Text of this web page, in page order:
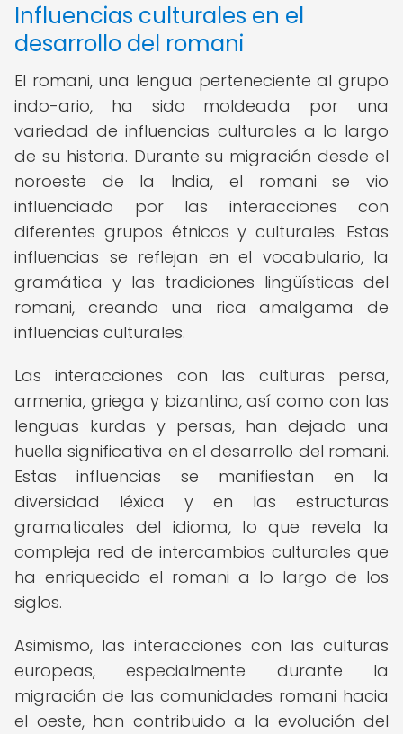
Influencias culturales en el
desarrollo del romani
El romani, una lengua perteneciente al grupo
indo-ario, ha sido moldeada por una
variedad de influencias culturales a lo largo
de su historia. Durante su migración desde el
noroeste de la India, el romani se vio
influenciado por las interacciones con
diferentes grupos étnicos y culturales. Estas
influencias se reflejan en el vocabulario, la
gramática y las tradiciones lingüísticas del
romani, creando una rica amalgama de
influencias culturales.
Las interacciones con las culturas persa,
armenia, griega y bizantina, así como con las
lenguas kurdas y persas, han dejado una
huella significativa en el desarrollo del romani.
Estas influencias se manifiestan en la
diversidad léxica y en las estructuras
gramaticales del idioma, lo que revela la
compleja red de intercambios culturales que
ha enriquecido el romani a lo largo de los
siglos.
Asimismo, las interacciones con las culturas
europeas, especialmente durante la
migración de las comunidades romani hacia
el oeste, han contribuido a la evolución del